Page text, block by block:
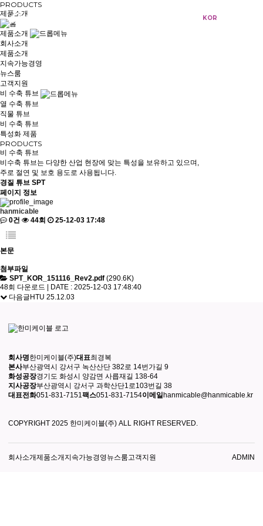
KOR
PRODUCTS
제품소개
제품소개
회사소개
제품소개
지속가능경영
뉴스룸
고객지원
비 수축 튜브
열 수축 튜브
직물 튜브
비 수축 튜브
특성화 제품
PRODUCTS
비 수축 튜브
비수축 튜브는 다양한 산업 현장에 맞는 특성을 보유하고 있으며,
주로 절연 및 보호 용도로 사용됩니다.
경질 튜브 SPT
페이지 정보
hanmicable
0건
44회 25-12-03 17:48
본문
첨부파일
SPT_KOR_151116_Rev2.pdf (290.6K)
48회 다운로드 | DATE : 2025-12-03 17:48:40
다음글HTU 25.12.03
회사명한미케이블(주)대표최경복
본사부산광역시 강서구 녹산산단 382로 14번가길 9
화성공장경기도 화성시 양감면 사릅재길 138-64
지사공장부산광역시 강서구 과학산단1로103번길 38
대표전화051-831-7151팩스051-831-7154이메일hanmicable@hanmicable.kr
COPYRIGHT 2025 한미케이블(주) ALL RIGHT RESERVED.
회사소개제품소개지속가능경영뉴스룸 고객지원 ADMIN